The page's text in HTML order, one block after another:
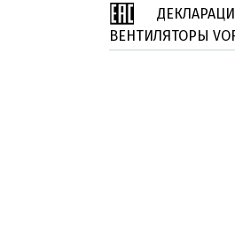
ВЕНТИЛЯТОРЫ